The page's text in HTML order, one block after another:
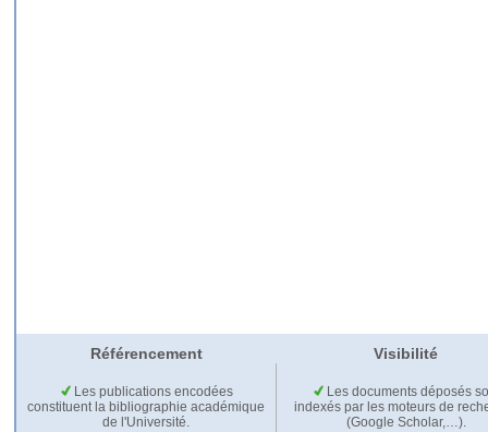
Référencement Visibilité
Les publications encodées
constituent la bibliographie académique
de l'Université.
Les documents déposés
indexés par les moteurs de
(Google Scholar,…).